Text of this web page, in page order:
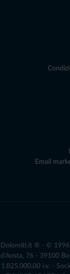
Email
Dolomiti.it ® - © 1996-
d'Aosta, 76 - 39100
1.825.000,00 i.v. -